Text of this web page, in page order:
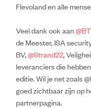
Flevoland en alle
Veel dank ook aan
de Meester, ISA
BV,@Strand22,
leveranciers die
editie. Wil je net zoals
goed zichtbaar zijn op
partnerpagina.